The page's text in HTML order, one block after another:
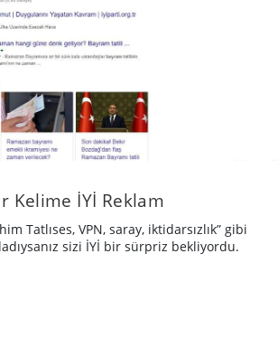
Kelime İYİ Reklam
Tatlıses, VPN, saray, iktidarsızlık” gibi
sizi İYİ bir sürpriz bekliyordu.